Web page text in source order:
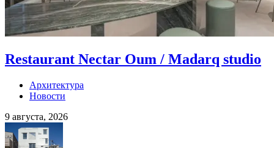
Restaurant Nectar Oum / Madarq studio
Архитектура
Новости
9 августа, 2026